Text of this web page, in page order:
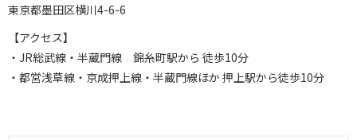
東京都墨田区横川4-6-6
【アクセス】
・JR総武線・半蔵門線 錦糸町駅から 徒歩10分
・都営浅草線・京成押上線・半蔵門線ほか 押上駅から徒歩10分